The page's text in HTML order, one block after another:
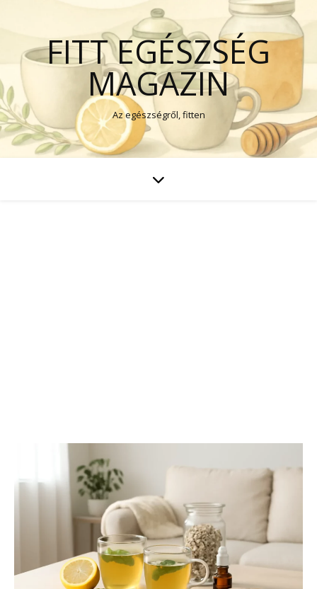
FITT EGÉSZSÉG
MAGAZIN
Az egészségről, fitten